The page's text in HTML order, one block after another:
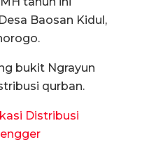
Baosan Kidul,
bukit Ngrayun
qurban.
Distribusi